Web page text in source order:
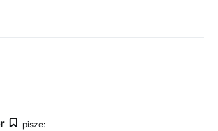
pisze: